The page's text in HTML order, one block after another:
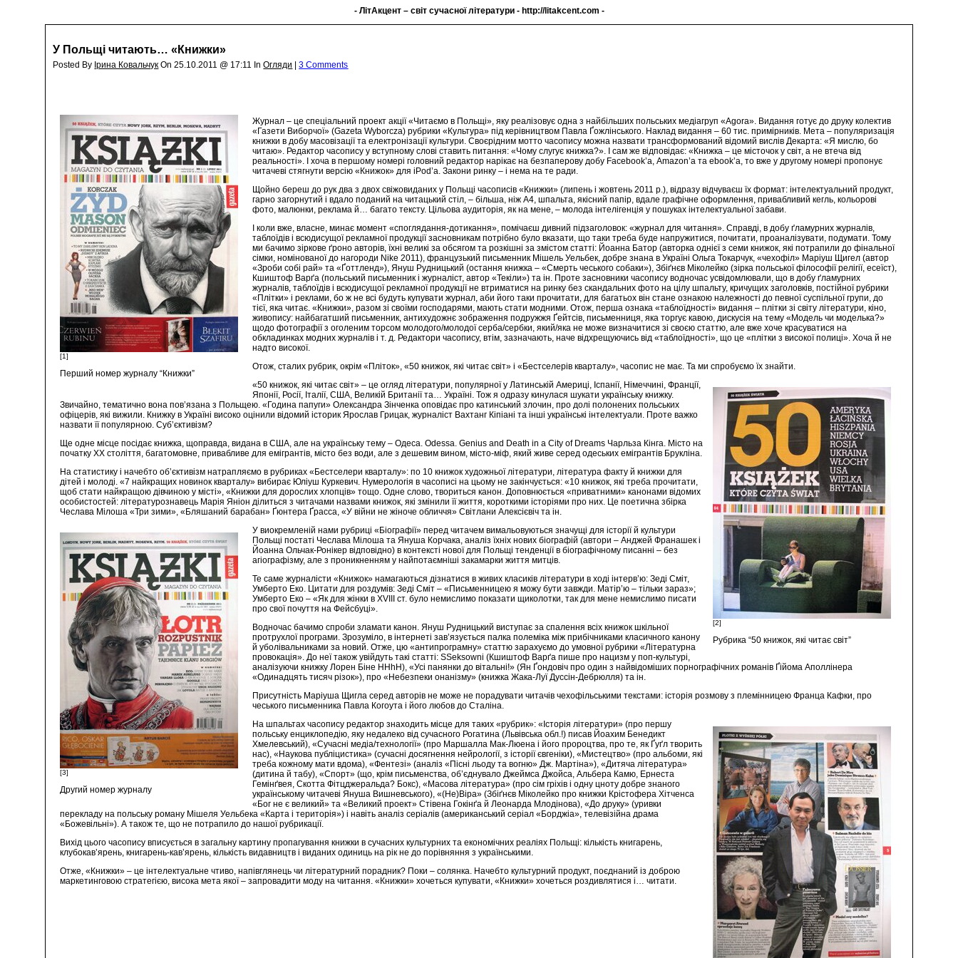
- ЛітАкцент – світ сучасної літератури - http://litakcent.com -
У Польщі читають… «Книжки»
Posted By Ірина Ковальчук On 25.10.2011 @ 17:11 InОгляди |3 Comments
[1]
Перший номер журналу “Книжки”
Журнал – це спеціальний проект акції «Читаємо в Польщі», яку реалізовує одна з найбільших польських медіагруп «Agora». Видання готує до друку колектив
«Газети Виборчої» (Gazeta Wyborcza) рубрики «Культура» під керівництвом Павла Ґожлінського. Наклад видання – 60 тис. примірників. Мета – популяризація
книжки в добу масовізації та електронізації культури. Своєрідним мотто часопису можна назвати трансформований відомий вислів Декарта: «Я мислю, бо
читаю». Редактор часопису у вступному слові ставить питання: «Чому слугує книжка?». І сам же відповідає: «Книжка – це місточок у світ, а не втеча від
реальності». І хоча в першому номері головний редактор нарікає на безпаперову добу Facebook’а, Amazon’а та ebook’а, то вже у другому номері пропонує
читачеві стягнути версію «Книжок» для iPod’а. Закони ринку – і нема на те ради.
Щойно береш до рук два з двох свіжовиданих у Польщі часописів «Книжки» (липень і жовтень 2011 р.), відразу відчуваєш їх формат: інтелектуальний продукт,
гарно загорнутий і вдало поданий на читацький стіл, – більша, ніж А4, шпальта, якісний папір, вдале графічне оформлення, привабливий кегль, кольорові
фото, малюнки, реклама й… багато тексту. Цільова аудиторія, як на мене, – молода інтелігенція у пошуках інтелектуальної забави.
І коли вже, власне, минає момент «споглядання-дотикання», помічаєш дивний підзаголовок: «журнал для читання». Справді, в добу ґламурних журналів,
таблоїдів і всюдисущої рекламної продукції засновникам потрібно було вказати, що таки треба буде напружитися, почитати, проаналізувати, подумати. Тому
ми бачимо зіркове ґроно авторів, їхні великі за обсягом та розкішні за змістом статті: Йоанна Батор (авторка однієї з семи книжок, які потрапили до фінальної
сімки, номінованої до нагороди Nike 2011), французький письменник Мішель Уельбек, добре знана в Україні Ольга Токарчук, «чехофіл» Маріуш Щигел (автор
«Зроби собі рай» та «Ґоттленд»), Януш Рудницький (остання книжка – «Смерть чеського собаки»), Збіґнєв Міколейко (зірка польської філософії релігії, есеїст),
Кшиштоф Варґа (польський письменник і журналіст, автор «Текіли») та ін. Проте засновники часопису водночас усвідомлювали, що в добу ґламурних
журналів, таблоїдів і всюдисущої рекламної продукції не втриматися на ринку без скандальних фото на цілу шпальту, кричущих заголовків, постійної рубрики
«Плітки» і реклами, бо ж не всі будуть купувати журнал, аби його таки прочитати, для багатьох він стане ознакою належності до певної суспільної групи, до
тієї, яка читає. «Книжки», разом зі своїми господарями, мають стати модними. Отож, перша ознака «таблоїдності» видання – плітки зі світу літератури, кіно,
живопису: найбагатший письменник, антихудожнє зображення подружжя Ґейтсів, письменниця, яка торгує кавою, дискусія на тему «Модель чи моделька?»
щодо фотографії з оголеним торсом молодого/молодої серба/сербки, який/яка не може визначитися зі своєю статтю, але вже хоче красуватися на
обкладинках модних журналів і т. д. Редактори часопису, втім, зазначають, наче відхрещуючись від «таблоїдності», що це «плітки з високої полиці». Хоча й не
надто високої.
Отож, сталих рубрик, окрім «Пліток», «50 книжок, які читає світ» і «Бестселерів кварталу», часопис не має. Та ми спробуємо їх знайти.
[2]
Рубрика “50 книжок, які читає світ”
«50 книжок, які читає світ» – це огляд літератури, популярної у Латинській Америці, Іспанії, Німеччині, Франції,
Японії, Росії, Італії, США, Великій Британії та… Україні. Тож я одразу кинулася шукати українську книжку.
Звичайно, тематично вона пов’язана з Польщею. «Година папуги» Олександра Зінченка оповідає про катинський злочин, про долі полонених польських
офіцерів, які вижили. Книжку в Україні високо оцінили відомий історик Ярослав Грицак, журналіст Вахтанг Кіпіані та інші українські інтелектуали. Проте важко
назвати її популярною. Суб’єктивізм?
Ще одне місце посідає книжка, щоправда, видана в США, але на українську тему – Одеса. Odessa. Genius and Death in a City of Dreams Чарльза Кінга. Місто на
початку ХХ століття, багатомовне, привабливе для емігрантів, місто без води, але з дешевим вином, місто-міф, який живе серед одеських емігрантів Брукліна.
На статистику і начебто об’єктивізм натрапляємо в рубриках «Бестселери кварталу»: по 10 книжок художньої літератури, література факту й книжки для
дітей і молоді. «7 найкращих новинок кварталу» вибирає Юліуш Куркевич. Нумерологія в часописі на цьому не закінчується: «10 книжок, які треба прочитати,
щоб стати найкращою дівчиною у місті», «Книжки для дорослих хлопців» тощо. Одне слово, твориться канон. Доповнюється «приватними» канонами відомих
особистостей: літературознавець Марія Яніон ділиться з читачами назвами книжок, які змінили її життя, короткими історіями про них. Це поетична збірка
Чеслава Мілоша «Три зими», «Бляшаний барабан» Ґюнтера Ґрасса, «У війни не жіноче обличчя» Світлани Алексієвіч та ін.
[3]
Другий номер журналу
У виокремленій нами рубриці «Біографії» перед читачем вимальовуються значущі для історії й культури
Польщі постаті Чеслава Мілоша та Януша Корчака, аналіз їхніх нових біографій (автори – Анджей Франашек і
Йоанна Ольчак-Ронікер відповідно) в контексті нової для Польщі тенденції в біографічному писанні – без
агіографізму, але з проникненням у найпотаємніші закамарки життя митців.
Те саме журналісти «Книжок» намагаються дізнатися в живих класиків літератури в ході інтерв’ю: Зеді Сміт,
Умберто Еко. Цитати для роздумів: Зеді Сміт – «Письменницею я можу бути завжди. Матір’ю – тільки зараз»;
Умберто Еко – «Як для жінки в XVIII ст. було немислимо показати щиколотки, так для мене немислимо писати
про свої почуття на Фейсбуці».
Водночас бачимо спроби зламати канон. Януш Рудницький виступає за спалення всіх книжок шкільної
протрухлої програми. Зрозуміло, в інтернеті зав’язується палка полеміка між прибічниками класичного канону
й уболівальниками за новий. Отже, цю «антипрограмну» статтю зарахуємо до умовної рубрики «Літературна
провокація». До неї також увійдуть такі статті: SSeksowni (Кшиштоф Варґа пише про нацизм у поп-культурі,
аналізуючи книжку Лорен Біне HHhH), «Усі панянки до вітальні!» (Ян Ґондовіч про один з найвідоміших порнографічних романів Ґійома Аполлінера
«Одинадцять тисяч різок»), про «Небезпеки онанізму» (книжка Жака-Луї Дуссін-Дебрюлля) та ін.
Присутність Маріуша Щигла серед авторів не може не порадувати читачів чехофільськими текстами: історія розмову з племінницею Франца Кафки, про
чеського письменника Павла Когоута і його любов до Сталіна.
На шпальтах часопису редактор знаходить місце для таких «рубрик»: «Історія літератури» (про першу
польську енциклопедію, яку недалеко від сучасного Рогатина (Львівська обл.!) писав Йоахим Бенедикт
Хмелевський), «Сучасні медіа/технології» (про Маршалла Мак-Люена і його пророцтва, про те, як Ґуґл творить
нас), «Наукова публіцистика» (сучасні досягнення нейрології, з історії євгеніки), «Мистецтво» (про альбоми, які
треба кожному мати вдома), «Фентезі» (аналіз «Пісні льоду та вогню» Дж. Мартіна»), «Дитяча література»
(дитина й табу), «Спорт» (що, крім письменства, об’єднувало Джеймса Джойса, Альбера Камю, Ернеста
Гемінґвея, Скотта Фітцджеральда? Бокс), «Масова література» (про сім гріхів і одну цноту добре знаного
українському читачеві Януша Вишневського), «(Не)Віра» (Збіґнєв Міколейко про книжки Крістофера Хітченса
«Бог не є великий» та «Великий проект» Стівена Гокінґа й Леонарда Млодінова), «До друку» (уривки
перекладу на польську роману Мішеля Уельбека «Карта і територія») і навіть аналіз серіалів (американський серіал «Борджіа», телевізійна драма
«Божевільні»). А також те, що не потрапило до нашої рубрикації.
Вихід цього часопису вписується в загальну картину пропагування книжки в сучасних культурних та економічних реаліях Польщі: кількість книгарень,
клубокав’ярень, книгарень-кав’ярень, кількість видавництв і виданих одиниць на рік не до порівняння з українськими.
Отже, «Книжки» – це інтелектуальне чтиво, напівглянець чи літературний порадник? Поки – солянка. Начебто культурний продукт, поєднаний із доброю
маркетинговою стратегією, висока мета якої – запровадити моду на читання. «Книжки» хочеться купувати, «Книжки» хочеться роздивлятися і… читати.